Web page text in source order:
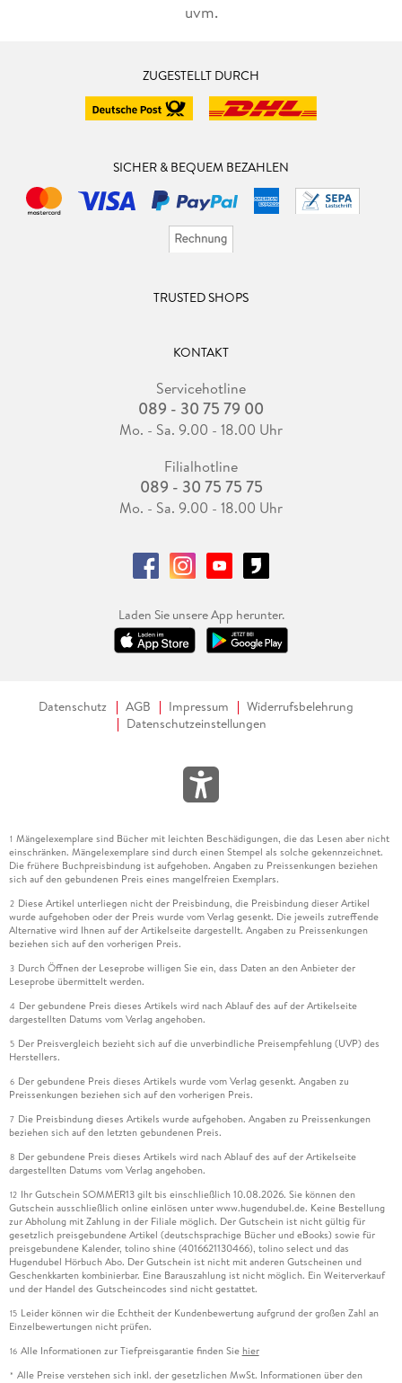
uvm.
ZUGESTELLT DURCH
SICHER & BEQUEM BEZAHLEN
TRUSTED SHOPS
KONTAKT
Servicehotline
089 - 30 75 79 00
Mo. - Sa. 9.00 - 18.00 Uhr
Filialhotline
089 - 30 75 75 75
Mo. - Sa. 9.00 - 18.00 Uhr
Laden Sie unsere App herunter.
Datenschutz AGB Impressum
Widerrufsbelehrung
Datenschutzeinstellungen
1 Mängelexemplare sind Bücher mit leichten Beschädigungen, die das Lesen aber nicht
einschränken. Mängelexemplare sind durch einen Stempel als solche gekennzeichnet.
Die frühere Buchpreisbindung ist aufgehoben. Angaben zu Preissenkungen beziehen
sich auf den gebundenen Preis eines mangelfreien Exemplars.
2 Diese Artikel unterliegen nicht der Preisbindung, die Preisbindung dieser Artikel
wurde aufgehoben oder der Preis wurde vom Verlag gesenkt. Die jeweils zutreffende
Alternative wird Ihnen auf der Artikelseite dargestellt. Angaben zu Preissenkungen
beziehen sich auf den vorherigen Preis.
3 Durch Öffnen der Leseprobe willigen Sie ein, dass Daten an den Anbieter der
Leseprobe übermittelt werden.
4 Der gebundene Preis dieses Artikels wird nach Ablauf des auf der Artikelseite
dargestellten Datums vom Verlag angehoben.
5 Der Preisvergleich bezieht sich auf die unverbindliche Preisempfehlung (UVP) des
Herstellers.
6 Der gebundene Preis dieses Artikels wurde vom Verlag gesenkt. Angaben zu
Preissenkungen beziehen sich auf den vorherigen Preis.
7 Die Preisbindung dieses Artikels wurde aufgehoben. Angaben zu Preissenkungen
beziehen sich auf den letzten gebundenen Preis.
8 Der gebundene Preis dieses Artikels wird nach Ablauf des auf der Artikelseite
dargestellten Datums vom Verlag angehoben.
12 Ihr Gutschein SOMMER13 gilt bis einschließlich 10.08.2026. Sie können den
Gutschein ausschließlich online einlösen unter www.hugendubel.de. Keine Bestellung
zur Abholung mit Zahlung in der Filiale möglich. Der Gutschein ist nicht gültig für
gesetzlich preisgebundene Artikel (deutschsprachige Bücher und eBooks) sowie für
preisgebundene Kalender, tolino shine (4016621130466), tolino select und das
Hugendubel Hörbuch Abo. Der Gutschein ist nicht mit anderen Gutscheinen und
Geschenkkarten kombinierbar. Eine Barauszahlung ist nicht möglich. Ein Weiterverkauf
und der Handel des Gutscheincodes sind nicht gestattet.
15 Leider können wir die Echtheit der Kundenbewertung aufgrund der großen Zahl an
Einzelbewertungen nicht prüfen.
16 Alle Informationen zur Tiefpreisgarantie finden Sie hier
* Alle Preise verstehen sich inkl. der gesetzlichen MwSt. Informationen über den